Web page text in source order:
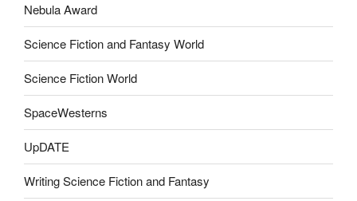
Nebula Award
Science Fiction and Fantasy World
Science Fiction World
SpaceWesterns
UpDATE
Writing Science Fiction and Fantasy